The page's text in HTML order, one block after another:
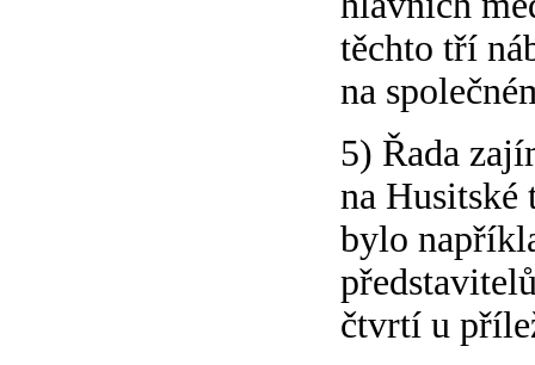
těchto tří
na
5) Řada
na Husitské
bylo
čtvrtí u